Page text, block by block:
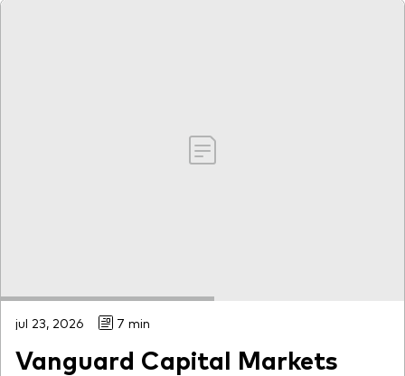
jul 23, 2026 7 min
Vanguard Capital Markets